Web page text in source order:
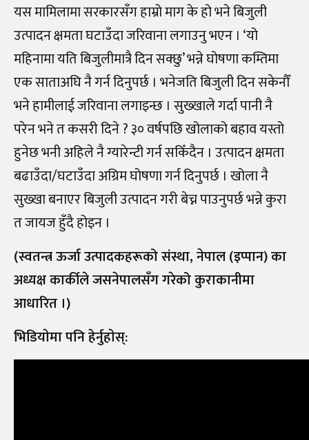
यस मामिलामा सरकारसँग हाम्रो माग के हो भने बिजुली
उत्पादन क्षमता घटाउँदा जरिवाना लगाउनु भएन । ‘यो
महिनामा यति बिजुलीमात्रै दिन सक्छु’ भन्ने घोषणा कम्तिमा
एक साताअघि नै गर्न दिनुपर्छ । भनेजति बिजुली दिन सकेनौँ
भने हामीलाई जरिवाना लगाइन्छ । सुख्खाले गर्दा पानी नै
परेन भने त कसरी दिने ? ३० वर्षपछि खोलाको बहाव यस्तो
हुनेछ भनी अहिले नै ग्यारेन्टी गर्न सकिँदैन । उत्पादन क्षमता
बढाउँदा/घटाउँदा अग्रिम घोषणा गर्न दिनुपर्छ । खोला नै
सुख्खा बनाएर बिजुली उत्पादन गरी बेच्न पाउनुपर्छ भन्ने कुरा
त जायज हुँदै होइन ।
(स्वतन्त्र ऊर्जा उत्पादकहरूको संस्था, नेपाल (इप्पान) का
अध्यक्ष कार्कीले जसनेपालसँग गरेको कुराकानीमा
आधारित ।)
भिडियाेमा पनि हेर्नुहाेस्: